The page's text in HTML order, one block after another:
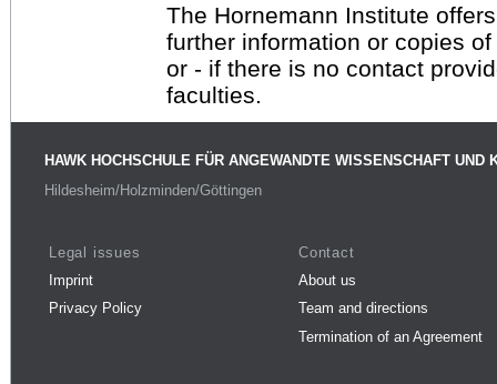
The Hornemann Institute
further information or copies
or - if there is no contact
faculties.
HAWK HOCHSCHULE FÜR ANGEWANDTE WISSENSCHAFT UND
Hildesheim/Holzminden/Göttingen
Legal issues
Imprint
Privacy Policy
Contact
About us
Team and directions
Termination of an Agreement